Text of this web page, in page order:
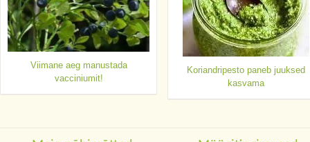
Viimane aeg manustada
vacciniumit!
Koriandripesto paneb juuksed
kasvama